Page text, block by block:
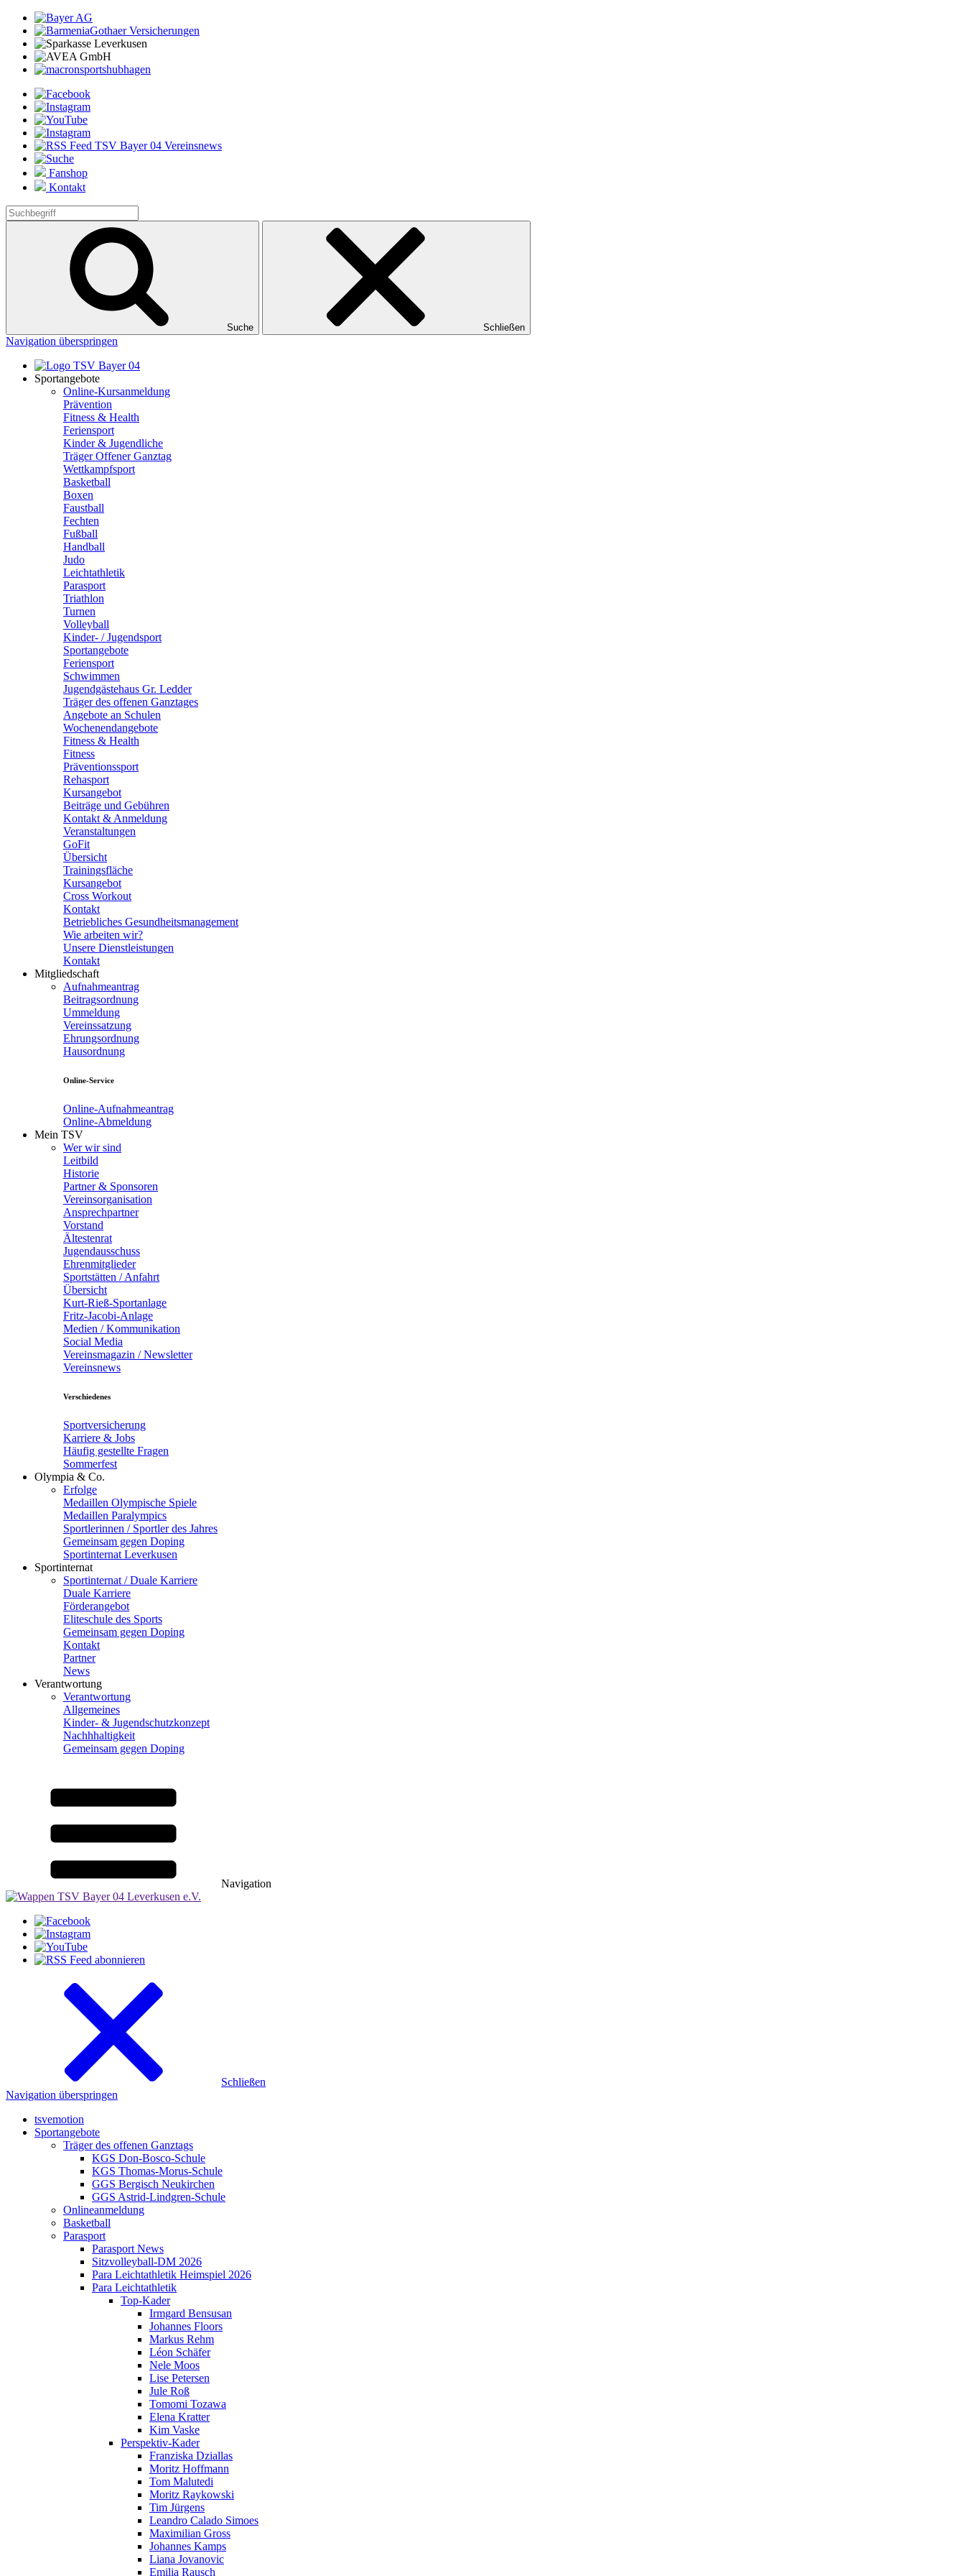
Fanshop
Kontakt
Suche Schließen
Navigation überspringen
Sportangebote
Online-Kursanmeldung
Prävention
Fitness & Health
Feriensport
Kinder & Jugendliche
Träger Offener Ganztag
Wettkampfsport
Basketball
Boxen
Faustball
Fechten
Fußball
Handball
Judo
Leichtathletik
Parasport
Triathlon
Turnen
Volleyball
Kinder- / Jugendsport
Sportangebote
Feriensport
Schwimmen
Jugendgästehaus Gr. Ledder
Träger des offenen Ganztages
Angebote an Schulen
Wochenendangebote
Fitness & Health
Fitness
Präventionssport
Rehasport
Kursangebot
Beiträge und Gebühren
Kontakt & Anmeldung
Veranstaltungen
GoFit
Übersicht
Trainingsfläche
Kursangebot
Cross Workout
Kontakt
Betriebliches Gesundheitsmanagement
Wie arbeiten wir?
Unsere Dienstleistungen
Kontakt
Mitgliedschaft
Aufnahmeantrag
Beitragsordnung
Ummeldung
Vereinssatzung
Ehrungsordnung
Hausordnung
Online-Service
Online-Aufnahmeantrag
Online-Abmeldung
Mein TSV
Wer wir sind
Leitbild
Historie
Partner & Sponsoren
Vereinsorganisation
Ansprechpartner
Vorstand
Ältestenrat
Jugendausschuss
Ehrenmitglieder
Sportstätten / Anfahrt
Übersicht
Kurt-Rieß-Sportanlage
Fritz-Jacobi-Anlage
Medien / Kommunikation
Social Media
Vereinsmagazin / Newsletter
Vereinsnews
Verschiedenes
Sportversicherung
Karriere & Jobs
Häufig gestellte Fragen
Sommerfest
Olympia & Co.
Erfolge
Medaillen Olympische Spiele
Medaillen Paralympics
Sportlerinnen / Sportler des Jahres
Gemeinsam gegen Doping
Sportinternat Leverkusen
Sportinternat
Sportinternat / Duale Karriere
Duale Karriere
Förderangebot
Eliteschule des Sports
Gemeinsam gegen Doping
Kontakt
Partner
News
Verantwortung
Verantwortung
Allgemeines
Kinder- & Jugendschutzkonzept
Nachhhaltigkeit
Gemeinsam gegen Doping
Navigation
Schließen
Navigation überspringen
tsvemotion
Sportangebote
Träger des offenen Ganztags
KGS Don-Bosco-Schule
KGS Thomas-Morus-Schule
GGS Bergisch Neukirchen
GGS Astrid-Lindgren-Schule
Onlineanmeldung
Basketball
Parasport
Parasport News
Sitzvolleyball-DM 2026
Para Leichtathletik Heimspiel 2026
Para Leichtathletik
Top-Kader
Irmgard Bensusan
Johannes Floors
Markus Rehm
Léon Schäfer
Nele Moos
Lise Petersen
Jule Roß
Tomomi Tozawa
Elena Kratter
Kim Vaske
Perspektiv-Kader
Franziska Dziallas
Moritz Hoffmann
Tom Malutedi
Moritz Raykowski
Tim Jürgens
Leandro Calado Simoes
Maximilian Gross
Johannes Kamps
Liana Jovanovic
Emilia Rausch